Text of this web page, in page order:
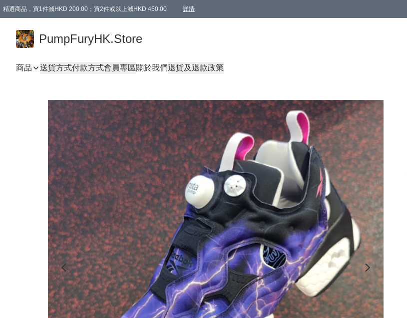
精選商品，買1件減HKD 200.00；買2件或以上減HKD 450.00 詳情
PumpFuryHK.Store
商品 送貨方式付款方式會員專區關於我們退貨及退款政策